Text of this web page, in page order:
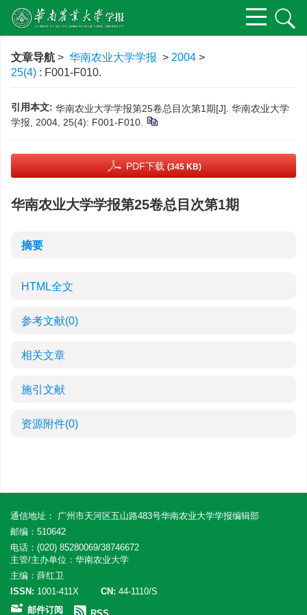
文章导航 > 华南农业大学学报 > 2004 >
25(4) : F001-F010.
引用本文: 华南农业大学学报第25卷总目次第1期[J]. 华南农业大学
学报, 2004, 25(4): F001-F010.
PDF下载 (345 KB)
华南农业大学学报第25卷总目次第1期
摘要
HTML全文
参考文献(0)
相关文章
施引文献
资源附件(0)
通信地址： 广州市天河区五山路483号华南农业大学学报编辑部
邮编：510642
电话：(020) 85280069/38746672
主管/主办单位：华南农业大学
主编：薛红卫
ISSN: 1001-411X CN: 44-1110/S
邮件订阅